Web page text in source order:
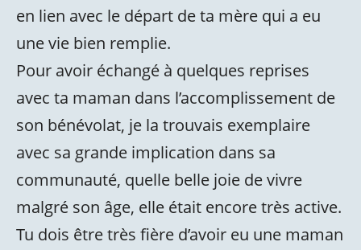
en lien avec le départ de ta mère qui a eu
une vie bien remplie.
Pour avoir échangé à quelques reprises
avec ta maman dans l’accomplissement de
son bénévolat, je la trouvais exemplaire
avec sa grande implication dans sa
communauté, quelle belle joie de vivre
malgré son âge, elle était encore très active.
Tu dois être très fière d’avoir eu une maman